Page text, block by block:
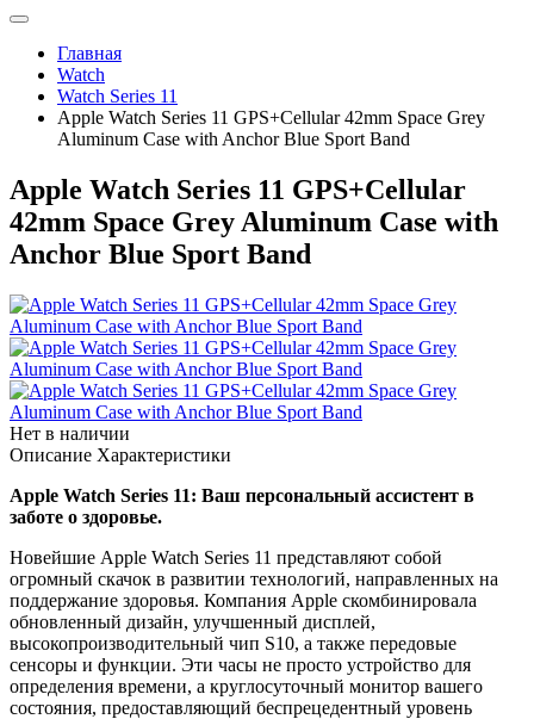
Главная
Watch
Watch Series 11
Apple Watch Series 11 GPS+Cellular 42mm Space Grey
Aluminum Case with Anchor Blue Sport Band
Apple Watch Series 11 GPS+Cellular
42mm Space Grey Aluminum Case with
Anchor Blue Sport Band
Нет в наличии
Описание Характеристики
Apple Watch Series 11: Ваш персональный ассистент в
заботе о здоровье.
Новейшие Apple Watch Series 11 представляют собой
огромный скачок в развитии технологий, направленных на
поддержание здоровья. Компания Apple скомбинировала
обновленный дизайн, улучшенный дисплей,
высокопроизводительный чип S10, а также передовые
сенсоры и функции. Эти часы не просто устройство для
определения времени, а круглосуточный монитор вашего
состояния, предоставляющий беспрецедентный уровень